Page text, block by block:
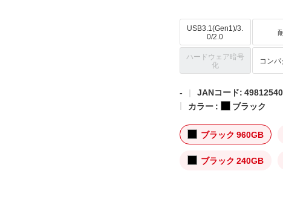
USB3.1(Gen1)/3.
0/2.0
ハードウェア暗号
化 コン
-
JANコード:
カラー :
ブラック
ブラック 960GB
ブラック 240GB